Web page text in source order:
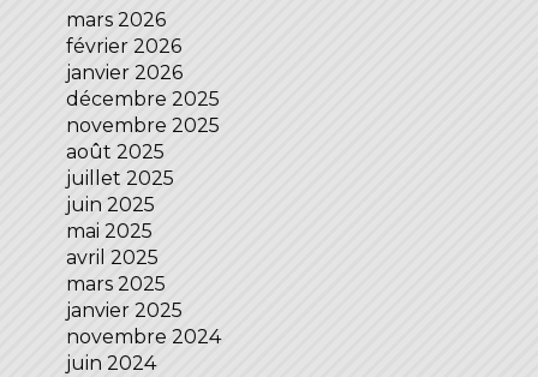
mars 2026
février 2026
janvier 2026
décembre 2025
novembre 2025
août 2025
juillet 2025
juin 2025
mai 2025
avril 2025
mars 2025
janvier 2025
novembre 2024
juin 2024